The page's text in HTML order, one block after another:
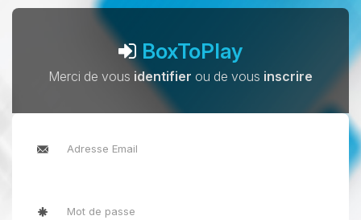
BoxToPlay
Merci de vous identifier ou de vous inscrire